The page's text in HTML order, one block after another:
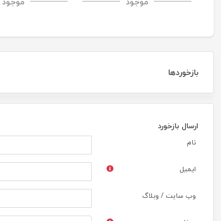
بازخوردها
ارسال بازخورد
نام
ایمیل
وب سایت / وبلاگ